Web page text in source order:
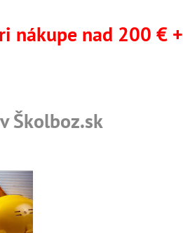
KUKLY
nákupe nad 200 € +
Školboz.sk